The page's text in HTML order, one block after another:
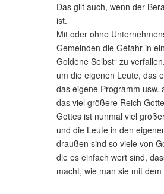
Das gilt auch, wenn der
ist.
Mit oder ohne
Gemeinden die Gefahr in
Goldene Selbst“ zu
um die eigenen Leute, das
das eigene Programm usw.
das viel größere Reich
Gottes ist nunmal viel
und die Leute in den
draußen sind so viele von
die es einfach wert sind,
macht, wie man sie mit